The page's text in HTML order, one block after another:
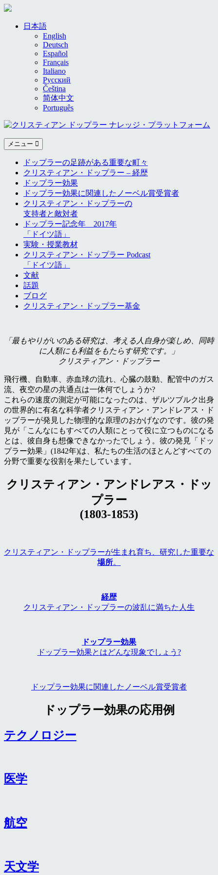
日本語
English
Deutsch
Español
Français
Italiano
Русский
Čeština
简体中文
Português
メニュー
ドップラーの足跡がある重要な町々
クリスティアン・ドップラー – 経歴
ドップラー効果
ドップラー効果に関連したノーベル賞受賞者
クリスティアン・ドップラーの
支持者と敵対者
ドップラー記念年 2017年
「ドイツ語」
実験・授業教材
クリスティアン・ドップラー Podcast
「ドイツ語」
文献
話題
ブログ
クリスティアン・ドップラー基金
「最もやりがいのある研究は、考える人自身が楽しめ、同時
に人類にも利益をもたらす研究です。」
クリスティアン・ドップラー
飛行機、自動車、赤血球の流れ、心臓の鼓動、配管中のガス
流、夜空の星の共通点は一体何でしょうか?
これらの速度の測定が可能になったのは、ザルツブルク出身
の世界的に有名な科学者クリスティアン・アンドレアス・ド
ップラーが発見した物理的な原理のおかげなのです。彼の発
見が「こんなにもすべての人類にとって役に立つものになる
とは、彼自身も想像できなかったでしょう。彼の発見「ドッ
プラー効果」(1842年)は、私たちの生活のほとんどすべての
分野で重要な役割を果たしています。
クリスティアン・アンドレアス・ドッ
プラー
(1803-1853)
クリスティアン・ドップラーが生まれ育ち、研究した重要な
場所。
経歴
クリスティアン・ドップラーの波乱に満ちた人生
ドップラー効果
ドップラー効果とはどんな現象でしょう?
ドップラー効果に関連したノーベル賞受賞者
ドップラー効果の応用例
テクノロジー
医学
航空
天文学